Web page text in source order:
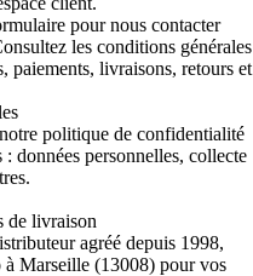
pour nous contacter
les conditions générales
paiements, livraisons, retours et
politique de confidentialité
données personnelles, collecte
de livraison
agréé depuis 1998,
à Marseille (13008) pour vos